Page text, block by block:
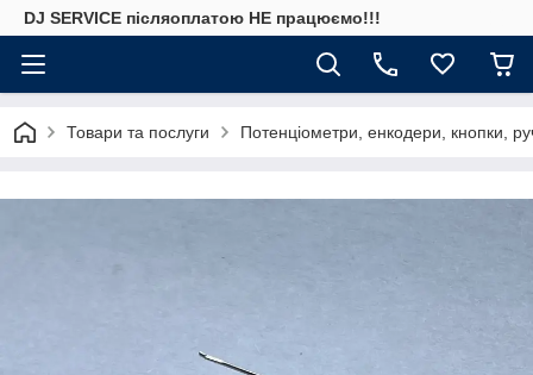
DJ SERVICE пiсляоплатою НЕ працюємо!!!
Товари та послуги Потенціометри, енкодери, кнопки,